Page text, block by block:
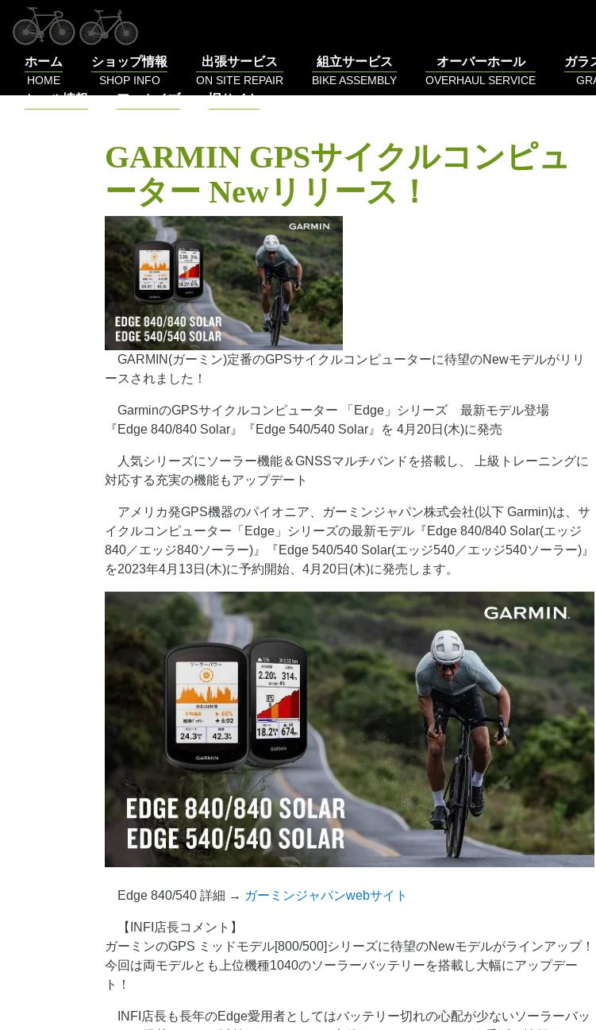
ホーム
HOME
ショップ情報
SHOP INFO
出張サービス
ON SITE REPAIR
組立サービス
BIKE ASSEMBLY
オーバーホール
OVERHAUL SERVICE
ガラ
セール情報 アーカイブ 旧サイト
GARMIN GPSサイクルコンピュ
ーター Newリリース！
GARMIN(ガーミン)定番のGPSサイクルコンピューターに待望のNewモデルがリリ
ースされました！
GarminのGPSサイクルコンピューター 「Edge」シリーズ 最新モデル登場
『Edge 840/840 Solar』『Edge 540/540 Solar』を 4月20日(木)に発売
人気シリーズにソーラー機能＆GNSSマルチバンドを搭載し、 上級トレーニングに
対応する充実の機能もアップデート
アメリカ発GPS機器のパイオニア、ガーミンジャパン株式会社(以下 Garmin)は、サ
イクルコンピューター「Edge」シリーズの最新モデル『Edge 840/840 Solar(エッジ
840／エッジ840ソーラー)』『Edge 540/540 Solar(エッジ540／エッジ540ソーラー)』
を2023年4月13日(木)に予約開始、4月20日(木)に発売します。
Edge 840/540 詳細 → ガーミンジャパンwebサイト
【INFI店長コメント】
ガーミンのGPS ミッドモデル[800/500]シリーズに待望のNewモデルがラインアップ！
今回は両モデルとも上位機種1040のソーラーバッテリーを搭載し大幅にアップデー
ト！
INFI店長も長年のEdge愛用者としてはバッテリー切れの心配が少ないソーラーバッ